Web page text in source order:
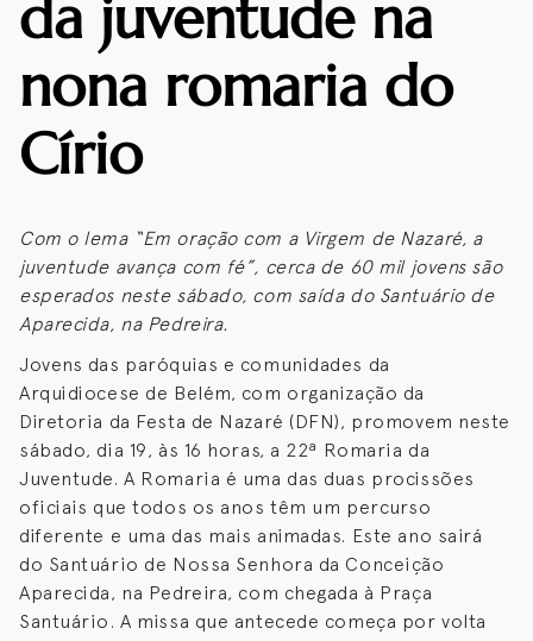
da juventude na
nona romaria do
Círio
Com o lema “Em oração com a Virgem de Nazaré, a
juventude avança com fé”, cerca de 60 mil jovens são
esperados neste sábado, com saída do Santuário de
Aparecida, na Pedreira.
Jovens das paróquias e comunidades da
Arquidiocese de Belém, com organização da
Diretoria da Festa de Nazaré (DFN), promovem neste
sábado, dia 19, às 16 horas, a 22ª Romaria da
Juventude. A Romaria é uma das duas procissões
oficiais que todos os anos têm um percurso
diferente e uma das mais animadas. Este ano sairá
do Santuário de Nossa Senhora da Conceição
Aparecida, na Pedreira, com chegada à Praça
Santuário. A missa que antecede começa por volta